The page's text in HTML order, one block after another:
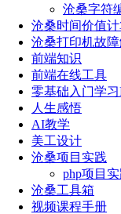
沧桑字符
沧桑时间价值
沧桑打印机故
前端知识
前端在线工具
零基础入门学习
人生感悟
AI教学
美工设计
沧桑项目实践
php项目
沧桑工具箱
视频课程手册